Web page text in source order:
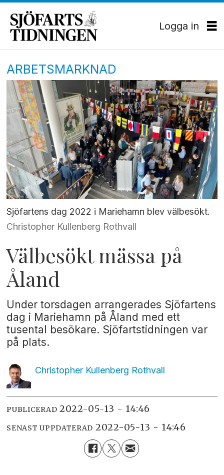
Logga in
ARBETSMARKNAD
Sjöfartens dag 2022 i Mariehamn blev välbesökt.
Christopher Kullenberg Rothvall
Välbesökt mässa på
Åland
Under torsdagen arrangerades Sjöfartens
dag i Mariehamn på Åland med ett
tusental besökare. Sjöfartstidningen var
på plats.
Christopher Kullenberg Rothvall
PUBLICERAD 2022-05-13 - 14:46
SENAST UPPDATERAD 2022-05-13 - 14:46